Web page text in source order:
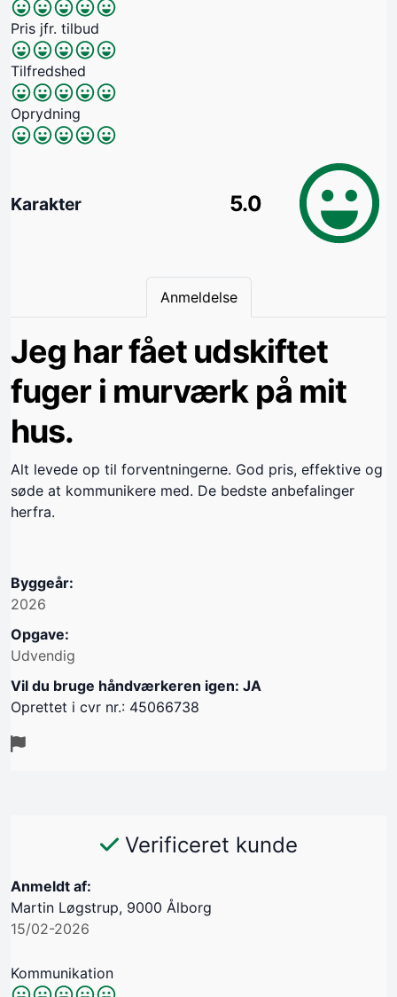
Pris jfr. tilbud
Tilfredshed
Oprydning
Karakter 5.0
Anmeldelse
Jeg har fået udskiftet
fuger i murværk på mit
hus.
Alt levede op til forventningerne. God pris, effektive og
søde at kommunikere med. De bedste anbefalinger
herfra.
Byggeår:
2026
Opgave:
Udvendig
Vil du bruge håndværkeren igen: JA
Oprettet i cvr nr.: 45066738
Verificeret kunde
Anmeldt af:
Martin Løgstrup, 9000 Ålborg
15/02-2026
Kommunikation